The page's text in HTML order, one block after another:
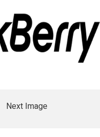
Next Image